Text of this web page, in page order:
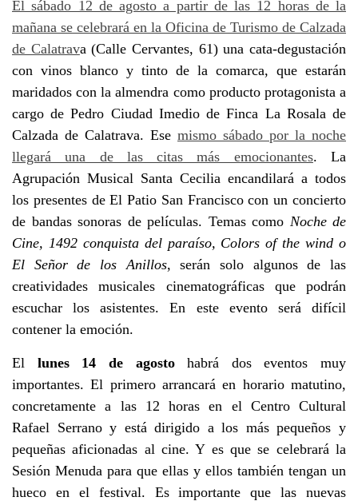
El sábado 12 de agosto a partir de las 12 horas de la
mañana se celebrará en la Oficina de Turismo de Calzada
de Calatrava (Calle Cervantes, 61) una cata-degustación
con vinos blanco y tinto de la comarca, que estarán
maridados con la almendra como producto protagonista a
cargo de Pedro Ciudad Imedio de Finca La Rosala de
Calzada de Calatrava. Ese mismo sábado por la noche
llegará una de las citas más emocionantes. La
Agrupación Musical Santa Cecilia encandilará a todos
los presentes de El Patio San Francisco con un concierto
de bandas sonoras de películas. Temas como Noche de
Cine, 1492 conquista del paraíso, Colors of the wind o
El Señor de los Anillos, serán solo algunos de las
creatividades musicales cinematográficas que podrán
escuchar los asistentes. En este evento será difícil
contener la emoción.
El lunes 14 de agostohabrá dos eventos muy
importantes. El primero arrancará en horario matutino,
concretamente a las 12 horas en el Centro Cultural
Rafael Serrano y está dirigido a los más pequeños y
pequeñas aficionadas al cine. Y es que se celebrará la
Sesión Menuda para que ellas y ellos también tengan un
hueco en el festival. Es importante que las nuevas